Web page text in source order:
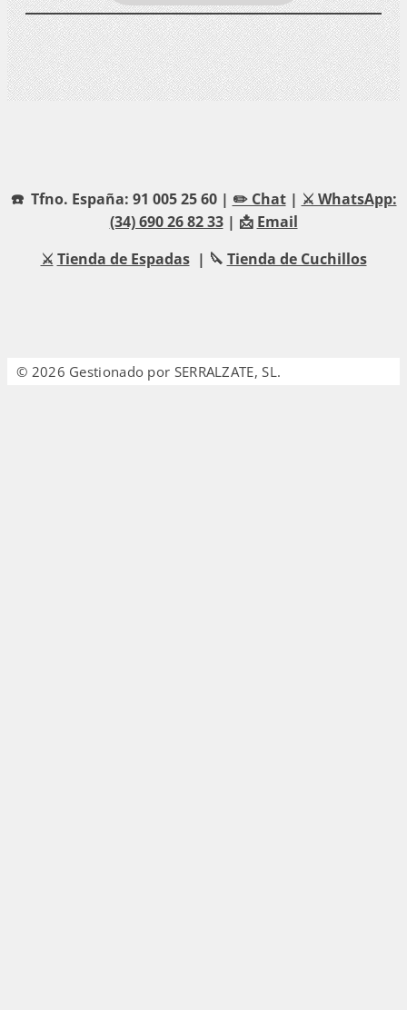
☎️ Tfno. España: 91 005 25 60 | ✏️ Chat| ⚔️ WhatsApp:
(34) 690 26 82 33| 📩 Email
⚔️ Tienda de Espadas| 🔪 Tienda de Cuchillos
© 2026 Gestionado por SERRALZATE, SL.